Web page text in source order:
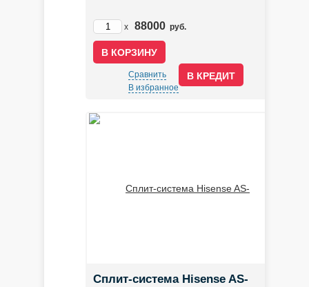
x 88000 руб.
В КРЕДИТ
Сравнить
В избранное
Сплит-система Hisense AS-